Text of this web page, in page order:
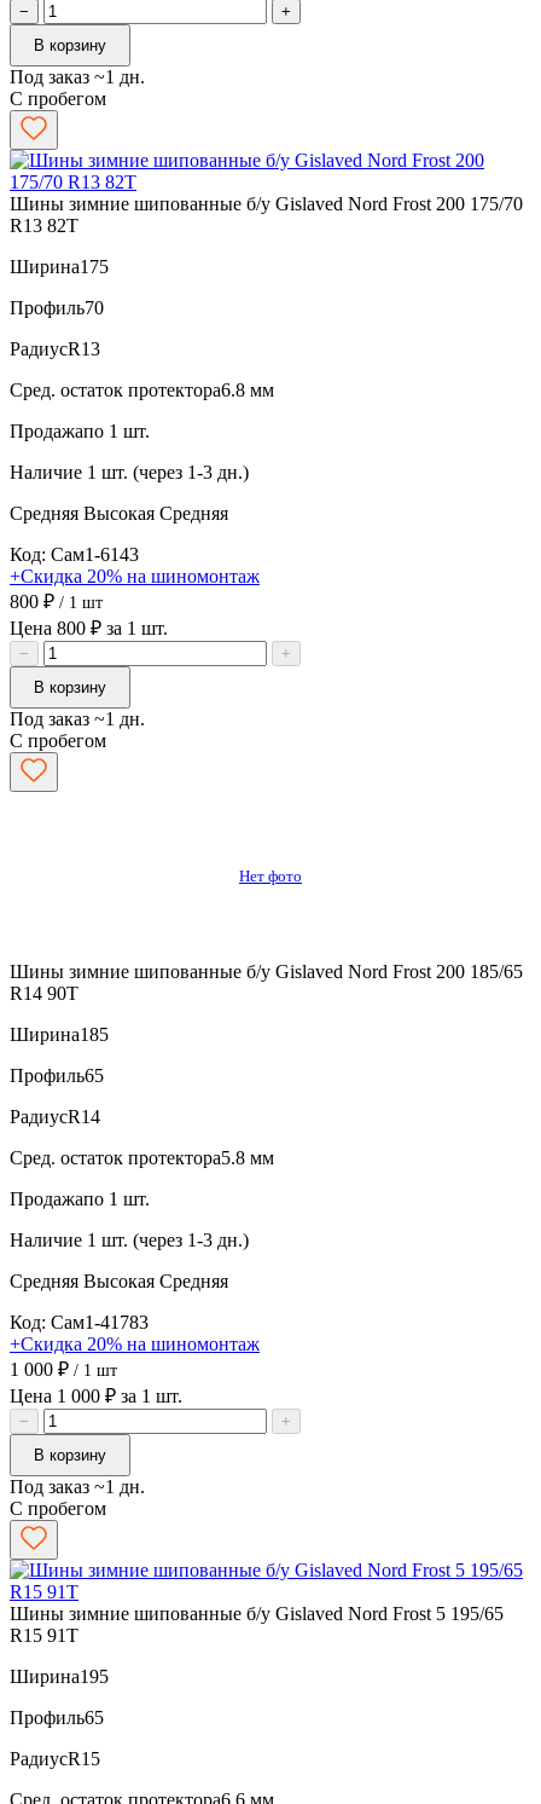
−
+
В корзину
Под заказ ~1 дн.
С пробегом
Шины зимние шипованные б/у Gislaved Nord Frost 200 175/70
R13 82T
Ширина175
Профиль70
РадиусR13
Сред. остаток протектора6.8 мм
Продажапо 1 шт.
Наличие 1 шт. (через 1-3 дн.)
Средняя Высокая Средняя
Код: Сам1-6143
+Скидка 20% на шиномонтаж
800 ₽ / 1 шт
Цена 800 ₽ за 1 шт.
−
+
В корзину
Под заказ ~1 дн.
С пробегом
Нет фото
Шины зимние шипованные б/у Gislaved Nord Frost 200 185/65
R14 90T
Ширина185
Профиль65
РадиусR14
Сред. остаток протектора5.8 мм
Продажапо 1 шт.
Наличие 1 шт. (через 1-3 дн.)
Средняя Высокая Средняя
Код: Сам1-41783
+Скидка 20% на шиномонтаж
1 000 ₽ / 1 шт
Цена 1 000 ₽ за 1 шт.
−
+
В корзину
Под заказ ~1 дн.
С пробегом
Шины зимние шипованные б/у Gislaved Nord Frost 5 195/65
R15 91T
Ширина195
Профиль65
РадиусR15
Сред. остаток протектора6.6 мм